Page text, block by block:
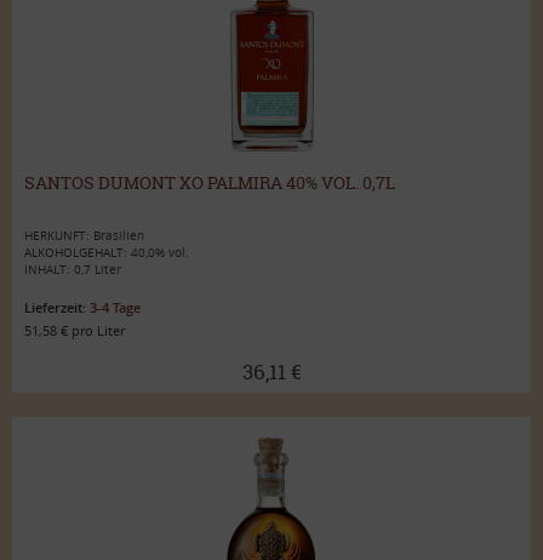
SANTOS DUMONT XO PALMIRA 40% VOL. 0,7L
HERKUNFT: Brasilien
ALKOHOLGEHALT: 40,0% vol.
INHALT: 0,7 Liter
Lieferzeit: 3-4 Tage
51,58 € pro Liter
36,11 €